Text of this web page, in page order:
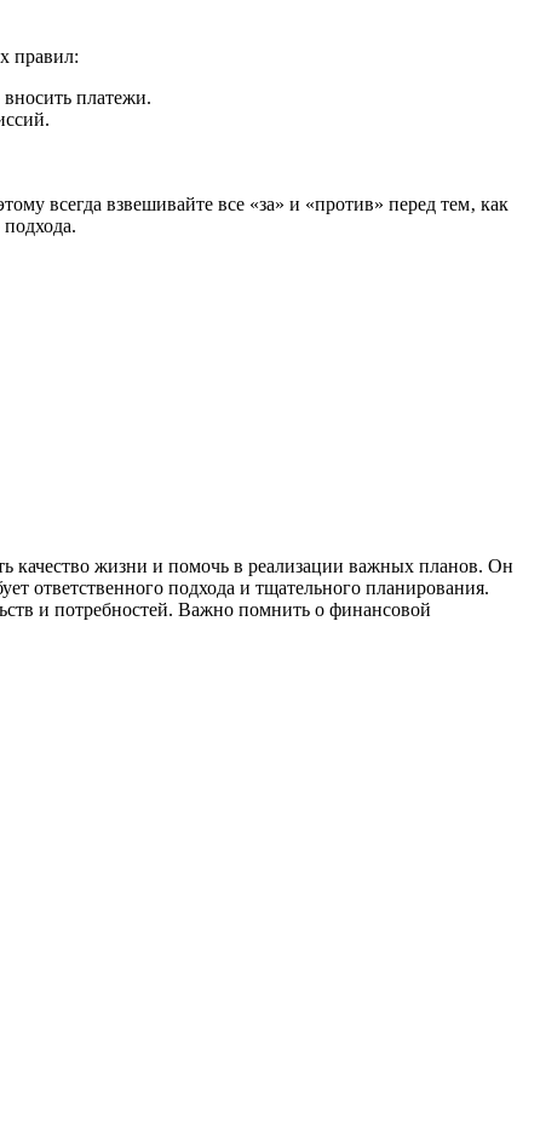
правил:
вносить платежи.
всегда взвешивайте все «за» и «против» перед тем‚ как
качество жизни и помочь в реализации важных планов. Он
ответственного подхода и тщательного планирования.
и потребностей. Важно помнить о финансовой